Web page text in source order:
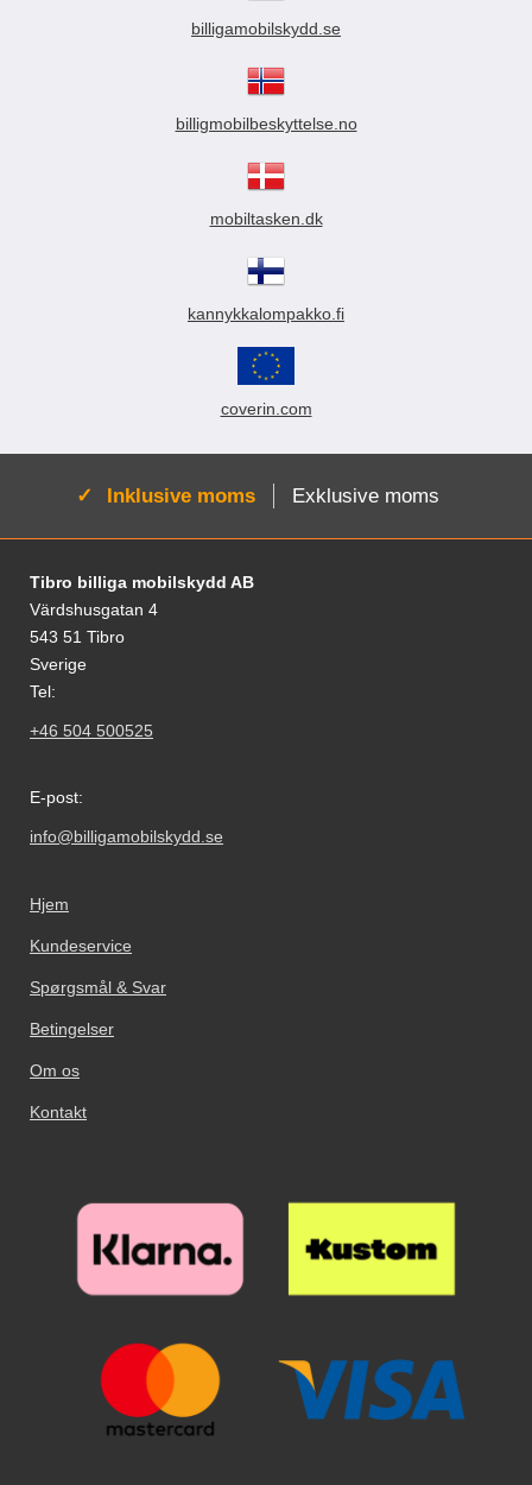
billigamobilskydd.se
billigmobilbeskyttelse.no
mobiltasken.dk
kannykkalompakko.fi
coverin.com
Aktiv:
Inklusive moms Exklusive moms
Fodnoter Blandede oplysninger og links
Tibro billiga mobilskydd AB
Värdshusgatan 4
543 51 Tibro
Sverige
Tel:
+46 504 500525
E-post:
info@billigamobilskydd.se
Hjem
Kundeservice
Spørgsmål & Svar
Betingelser
Om os
Kontakt